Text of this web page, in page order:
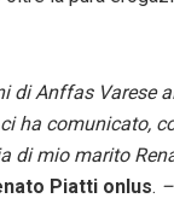
di Anffas Varese
ha comunicato,
di mio marito
Piatti onlus.